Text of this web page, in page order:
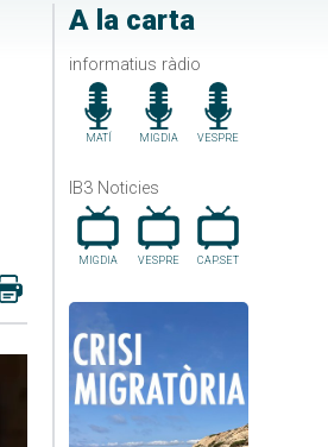
A la carta
informatius ràdio
MATÍ MIGDIA VESPRE
IB3 Noticies
MIGDIA VESPRE CAP.SET